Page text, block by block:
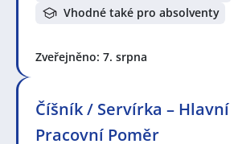
Vhodné také pro absolventy
Zveřejněno: 7. srpna
Číšník / Servírka – Hlavní
Pracovní Poměr